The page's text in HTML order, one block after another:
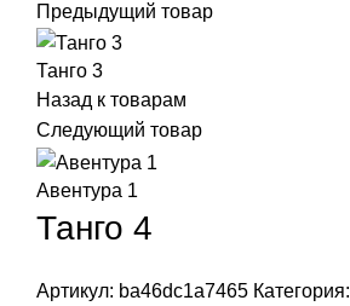
Предыдущий товар
Танго 3
Назад к товарам
Следующий товар
Авентура 1
Танго 4
Артикул: ba46dc1a7465 Категория: